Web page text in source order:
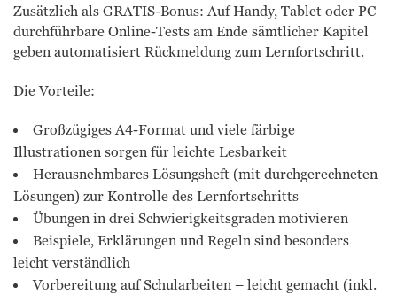
Zusätzlich als GRATIS-Bonus: Auf Handy, Tablet oder PC
durchführbare Online-Tests am Ende sämtlicher Kapitel
geben automatisiert Rückmeldung zum Lernfortschritt.
Die Vorteile:
Großzügiges A4-Format und viele färbige
Illustrationen sorgen für leichte Lesbarkeit
Herausnehmbares Lösungsheft (mit durchgerechneten
Lösungen) zur Kontrolle des Lernfortschritts
Übungen in drei Schwierigkeitsgraden motivieren
Beispiele, Erklärungen und Regeln sind besonders
leicht verständlich
Vorbereitung auf Schularbeiten – leicht gemacht (inkl.